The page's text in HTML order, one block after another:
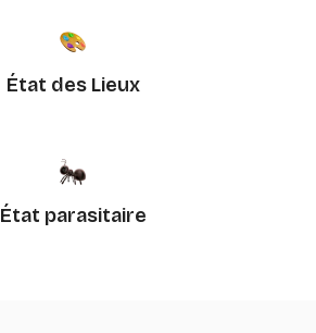
État des Lieux
État parasitaire